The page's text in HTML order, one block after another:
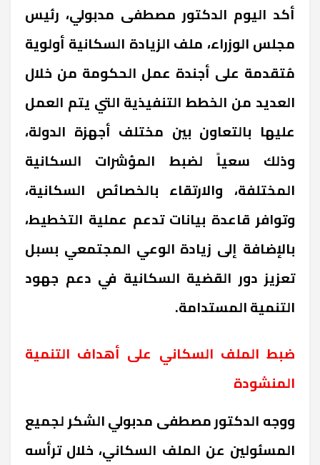
أكد اليوم الدكتور مصطفى مدبولي، رئيس
مجلس الوزراء، ملف الزيادة السكانية أولوية
مُتقدمة على أجندة عمل الحكومة من خلال
العديد من الخطط التنفيذية التي يتم العمل
عليها بالتعاون بين مختلف أجهزة الدولة،
وذلك سعياً لضبط المؤشرات السكانية
المختلفة، والارتقاء بالخصائص السكانية،
وتوافر قاعدة بيانات تدعم عملية التخطيط،
بالإضافة إلى زيادة الوعي المجتمعي بسبل
تعزيز دور القضية السكانية في دعم جهود
التنمية المستدامة.
ضبط الملف السكاني على أهداف التنمية
المنشودة
ووجه الدكتور مصطفى مدبولي الشكر لجميع
المسئولين عن الملف السكاني، خلال ترأسه